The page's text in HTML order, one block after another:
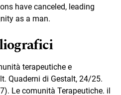
have canceled, leading
as a man.
terapeutiche e
Quaderni di Gestalt, 24/25.
Le comunità Terapeutiche. il